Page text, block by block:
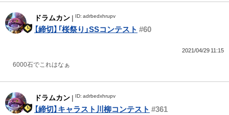
ドラムカン | ID: adrbedxhrupv
【締切】「桜祭り」SSコンテスト #60
2021/04/29 11:15
6000石でこれはなぁ
ドラムカン | ID: adrbedxhrupv
【締切】キャラスト川柳コンテスト #361